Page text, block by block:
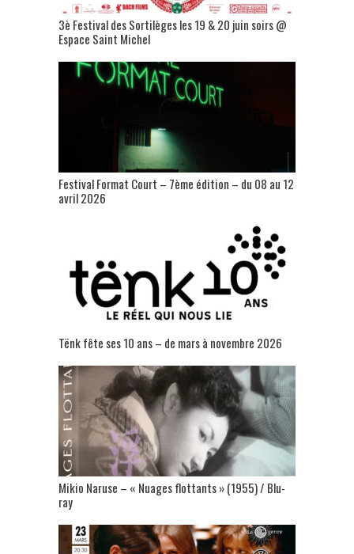
3è Festival des Sortilèges les 19 & 20 juin soirs @
Espace Saint Michel
Festival Format Court – 7ème édition – du 08 au 12
avril 2026
Tënk fête ses 10 ans – de mars à novembre 2026
Mikio Naruse – « Nuages flottants » (1955) / Blu-
ray